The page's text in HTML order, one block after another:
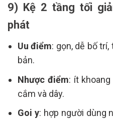
9) Kệ 2 tầng tối
phát
Uu điểm: gọn, dễ bố
bản.
Nhược điểm: ít
cắm và dây.
Goi y: hợp người dùng